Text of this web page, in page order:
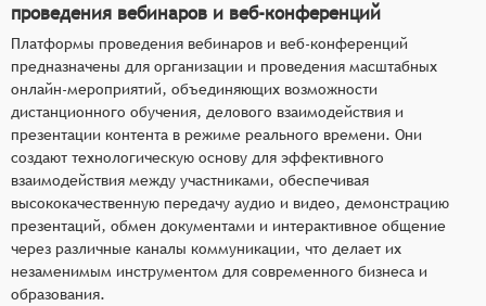
проведения вебинаров и веб-конференций
Платформы проведения вебинаров и веб-конференций
предназначены для организации и проведения масштабных
онлайн-мероприятий, объединяющих возможности
дистанционного обучения, делового взаимодействия и
презентации контента в режиме реального времени. Они
создают технологическую основу для эффективного
взаимодействия между участниками, обеспечивая
высококачественную передачу аудио и видео, демонстрацию
презентаций, обмен документами и интерактивное общение
через различные каналы коммуникации, что делает их
незаменимым инструментом для современного бизнеса и
образования.